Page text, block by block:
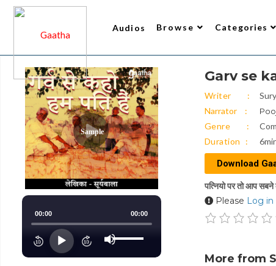
Audios Browse Categories
Writer
All Audios 2
Narrator
Trending
Top Rated
New Arrivals
Gaatha’s Choice
Sample
Audio
Player
00:00 00:00
Up/Down
Arrow
to
Garv se
Writer
Narrator
Genre
Duration
Download
पत्नियो पर तो आप
Please Log in
More from